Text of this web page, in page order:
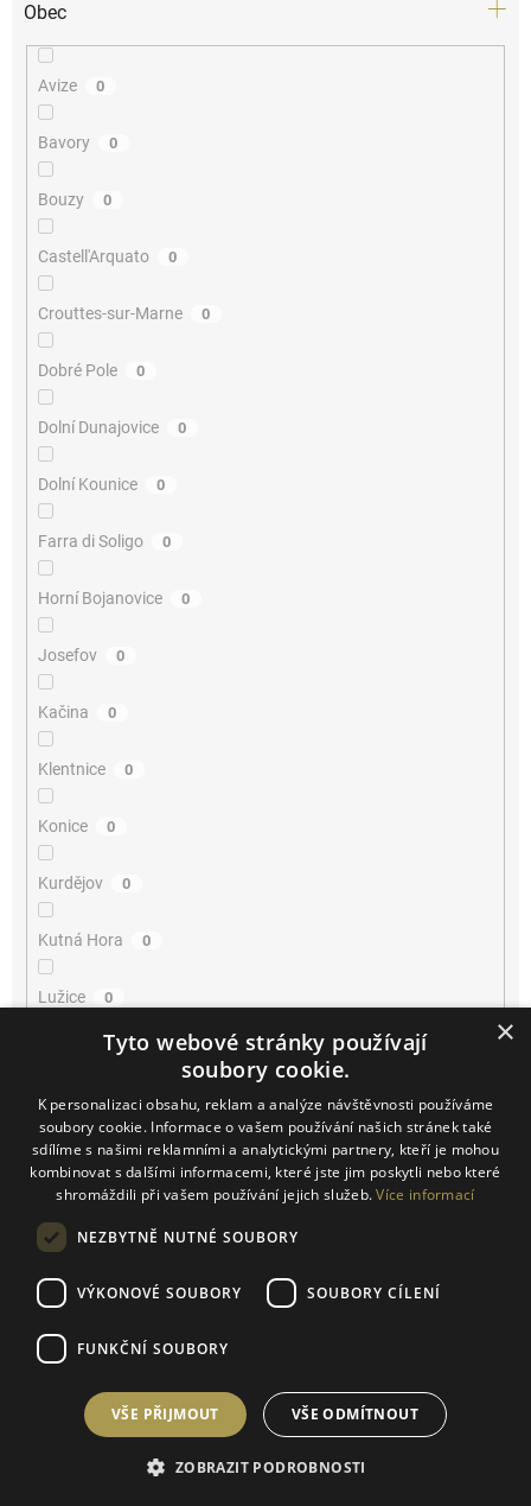
Obec
Avize 0
Bavory 0
Bouzy 0
Castell'Arquato 0
Crouttes-sur-Marne 0
Dobré Pole 0
Dolní Dunajovice 0
Dolní Kounice 0
Farra di Soligo 0
Horní Bojanovice 0
Josefov 0
Kačina 0
Klentnice 0
Konice 0
Kurdějov 0
Kutná Hora 0
Lužice 0
0
Mikulov 0
Miroslav 0
Němčičky
Novosedly
Novosedly na Moravě 0
Olbrahomice 0
×
Tyto webové stránky používají
soubory cookie.
K personalizaci obsahu, reklam a analýze návštěvnosti používáme
soubory cookie. Informace o vašem používání našich stránek také
sdílíme s našimi reklamními a analytickými partnery, kteří je mohou
kombinovat s dalšími informacemi, které jste jim poskytli nebo které
shromáždili při vašem používání jejich služeb.Více informací
NEZBYTNĚ NUTNÉ SOUBORY
VÝKONOVÉ SOUBORY SOUBORY CÍLENÍ
FUNKČNÍ SOUBORY
VŠE PŘIJMOUT VŠE ODMÍTNOUT
ZOBRAZIT PODROBNOSTI